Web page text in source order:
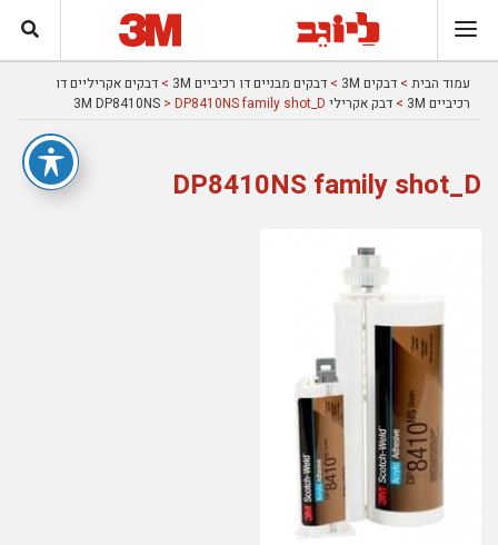
עמוד הבית > דבקים 3M > דבקים מבניים דו רכיביים 3M > דבקים אקריליים דו
רכיביים 3M
> דבק אקרילי 3M DP8410NS > DP8410NS family shot_D
DP8410NS family shot_D